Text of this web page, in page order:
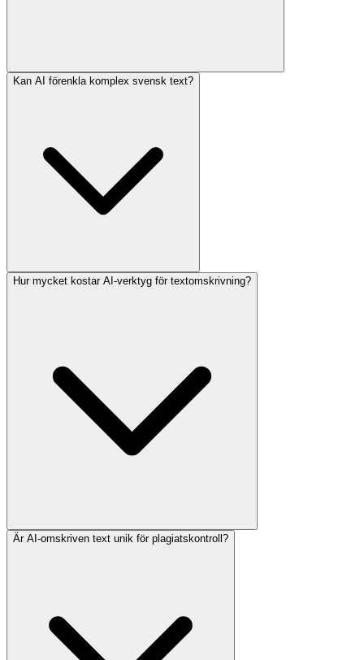
Kan AI förenkla komplex svensk text?
Hur mycket kostar AI-verktyg för textomskrivning?
Är AI-omskriven text unik för plagiatskontroll?